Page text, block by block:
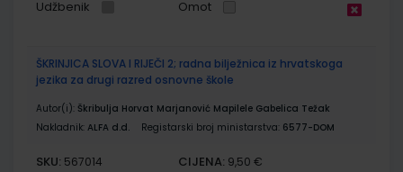
Udžbenik Omot
ŠKRINJICA SLOVA I RIJEČI 2; radna bilježnica iz hrvatskoga
jezika za drugi razred osnovne škole
Autor(i): Škribulja Horvat Marjanović Mapilele Gabelica Težak
Nakladnik: ALFA d.d. Registarski broj ministarstva: 6577-DOM
SKU: 567014 CIJENA: 9,50 €